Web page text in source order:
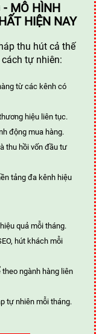
- MÔ HÌNH
HIỆN NAY
thu hút cả thế
tự nhiên:
từ các kênh có
hiệu liên tục.
động mua hàng.
thu hồi vốn đầu tư
tảng đa kênh hiệu
quả mỗi tháng.
hút khách mỗi
ngành hàng liên
tự nhiên mỗi tháng.